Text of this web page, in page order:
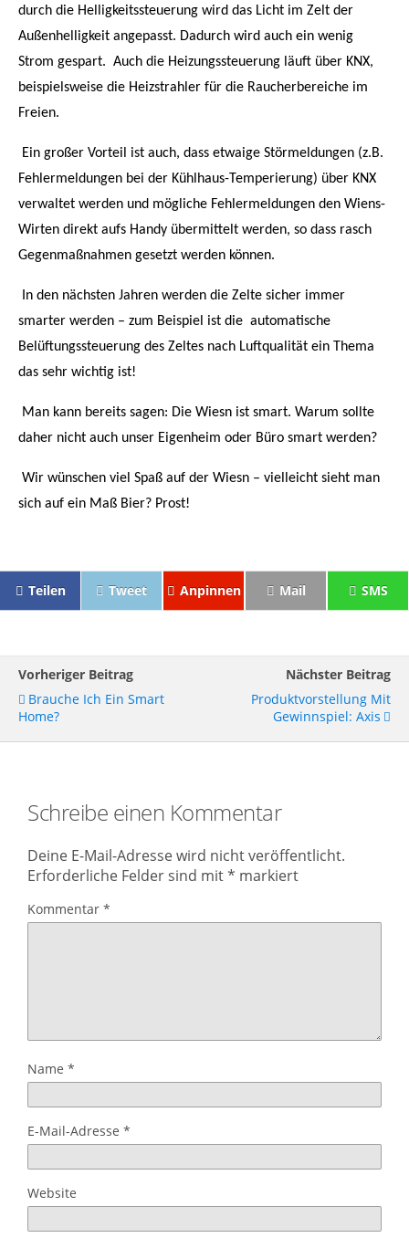
durch die Helligkeitssteuerung wird das Licht im Zelt der
Außenhelligkeit angepasst. Dadurch wird auch ein wenig
Strom gespart. Auch die Heizungssteuerung läuft über KNX,
beispielsweise die Heizstrahler für die Raucherbereiche im
Freien.
Ein großer Vorteil ist auch, dass etwaige Störmeldungen (z.B.
Fehlermeldungen bei der Kühlhaus-Temperierung) über KNX
verwaltet werden und mögliche Fehlermeldungen den Wiens-
Wirten direkt aufs Handy übermittelt werden, so dass rasch
Gegenmaßnahmen gesetzt werden können.
In den nächsten Jahren werden die Zelte sicher immer
smarter werden – zum Beispiel ist die automatische
Belüftungssteuerung des Zeltes nach Luftqualität ein Thema
das sehr wichtig ist!
Man kann bereits sagen: Die Wiesn ist smart. Warum sollte
daher nicht auch unser Eigenheim oder Büro smart werden?
Wir wünschen viel Spaß auf der Wiesn – vielleicht sieht man
sich auf ein Maß Bier? Prost!
Teilen Tweet Anpinnen Mail SMS
Vorheriger Beitrag
Brauche Ich Ein Smart
Home?
Nächster Beitrag
Produktvorstellung Mit
Gewinnspiel: Axis
Schreibe einen Kommentar
Deine E-Mail-Adresse wird nicht veröffentlicht.
Erforderliche Felder sind mit* markiert
Kommentar *
Name *
E-Mail-Adresse *
Website